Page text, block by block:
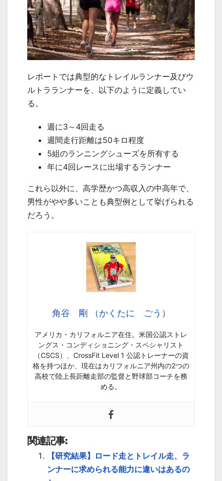
レポートでは典型的なトレイルランナー及びウ
ルトラランナーを、以下のように定義してい
る。
週に3～4回走る
週間走行距離は50キロ程度
5組のランニングシューズを所有する
年に4回レースに出場するランナー
これら以外に、高学歴かつ高収入の中高年で、
男性がやや多いことも典型例として挙げられる
だろう。
角谷 剛 （かくたに ごう）
アメリカ・カリフォルニア在住。米国公認ストレ
ングス・コンディショニング・スペシャリスト
（CSCS）、CrossFit Level 1 公認トレーナーの資
格を持つほか、現在はカリフォルニア州内の2つの
高校で陸上長距離走部の監督と野球部コーチを務
める。
関連記事:
【研究結果】ロード走とトレイル走、ラ
ンナーに求められる能力に違いはあるの